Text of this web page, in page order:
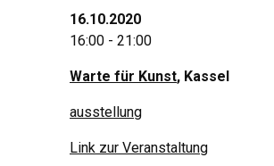
16.10.2020
16:00 - 21:00
Warte für Kunst, Kassel
ausstellung
Link zur Veranstaltung